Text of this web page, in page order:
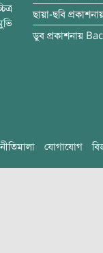
ছায়া-ছবি
ডুব প্রকাশনায়
যোগাযোগ